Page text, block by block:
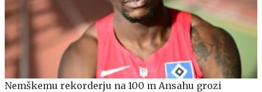
Nemškemu rekorderju na 100 m Ansahu grozi